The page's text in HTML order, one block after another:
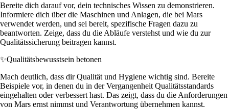
Bereite dich darauf vor, dein technisches Wissen zu demonstrieren.
Informiere dich über die Maschinen und Anlagen, die bei Mars
verwendet werden, und sei bereit, spezifische Fragen dazu zu
beantworten. Zeige, dass du die Abläufe verstehst und wie du zur
Qualitätssicherung beitragen kannst.
✨Qualitätsbewusstsein betonen
Mach deutlich, dass dir Qualität und Hygiene wichtig sind. Bereite
Beispiele vor, in denen du in der Vergangenheit Qualitätsstandards
eingehalten oder verbessert hast. Das zeigt, dass du die Anforderungen
von Mars ernst nimmst und Verantwortung übernehmen kannst.